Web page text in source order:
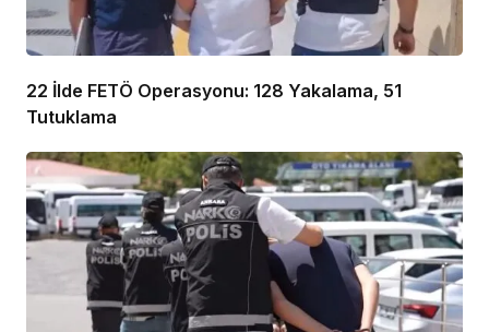
22 İlde FETÖ Operasyonu: 128 Yakalama, 51
Tutuklama